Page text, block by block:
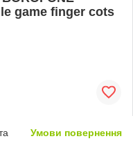
game finger cots
Умови повернення